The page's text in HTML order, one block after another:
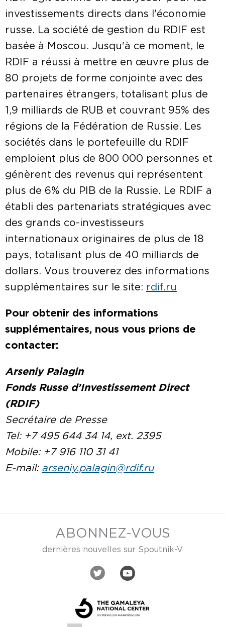
investissements directs dans l'économie
russe. La société de gestion du RDIF est
basée à Moscou. Jusqu'à ce moment, le
RDIF a réussi à mettre en œuvre plus de
80 projets de forme conjointe avec des
partenaires étrangers, totalisant plus de
1,9 milliards de RUB et couvrant 95% des
régions de la Fédération de Russie. Les
sociétés dans le portefeuille du RDIF
emploient plus de 800 000 personnes et
génèrent des revenus qui représentent
plus de 6% du PIB de la Russie. Le RDIF a
établi des partenariats stratégiques avec
des grands co-investisseurs
internationaux originaires de plus de 18
pays, totalisant plus de 40 milliards de
dollars. Vous trouverez des informations
supplémentaires sur le site: rdif.ru
Pour obtenir des informations
supplémentaires, nous vous prions de
contacter:
Arseniy Palagin
Fonds Russe d’Investissement Direct
(RDIF)
Secrétaire de Presse
Tel: +7 495 644 34 14, ext. 2395
Mobile: +7 916 110 31 41
E-mail: arseniy.palagin@rdif.ru
ABONNEZ-VOUS
dernières nouvelles sur Spoutnik-V